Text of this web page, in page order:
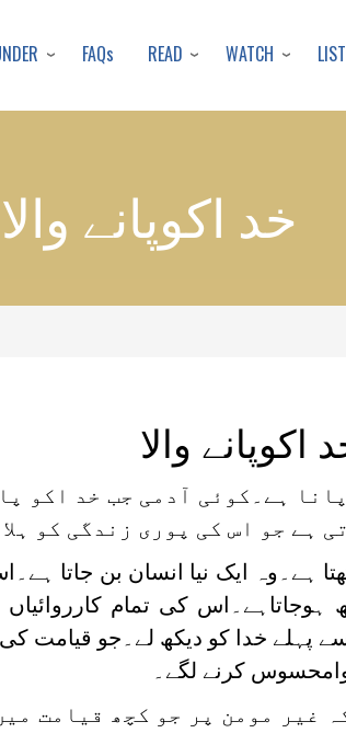
to
content
FAQs READ WATCH
خد اکوپانے والا
اکوپانے والا
ہے۔کوئی آدمی جب خد اکو
ہے جو اس کی پوری زندگی کو ہلا
ہے۔وہ ایک نیا انسان بن جاتا
کی تمام
پہلے خدا کو دیکھ لے۔جو قیامت
کرنے لگے۔
غیر مومن پر جو کچھ قیامت میں